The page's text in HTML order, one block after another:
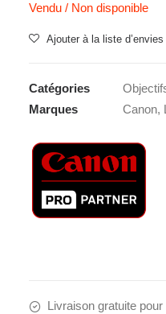
Vendu / Non disponible
Ajouter à la liste d’envies
Catégories
Marques
Canon,
Livraison gratuite